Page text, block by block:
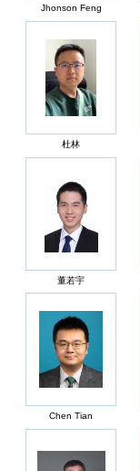
Jhonson Feng
杜林
董若宇
Chen Tian